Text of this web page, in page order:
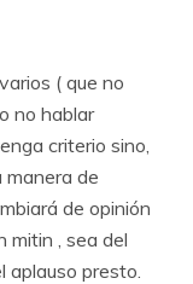
( que no
no hablar
criterio sino,
manera de
de opinión
mitin , sea del
aplauso presto.